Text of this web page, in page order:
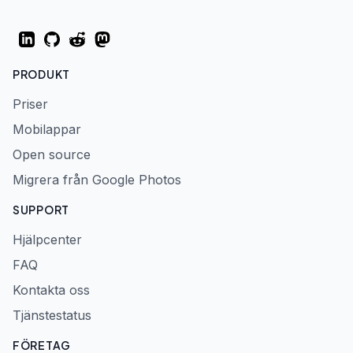
LinkedInGitHubRedditMastodon
PRODUKT
Priser
Mobilappar
Open source
Migrera från Google Photos
SUPPORT
Hjälpcenter
FAQ
Kontakta oss
Tjänstestatus
FÖRETAG